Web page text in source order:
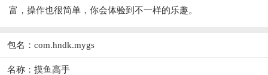
富，操作也很简单，你会体验到不一样的乐趣。
包名：com.hndk.mygs
名称：摸鱼高手